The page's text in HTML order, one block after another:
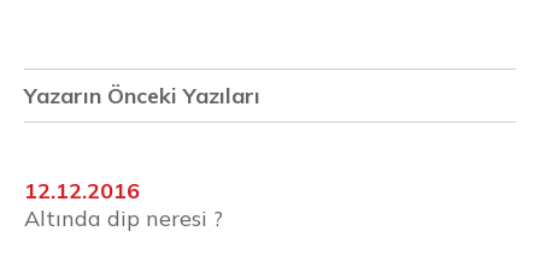
Yazarın Önceki Yazıları
12.12.2016
Altında dip neresi ?